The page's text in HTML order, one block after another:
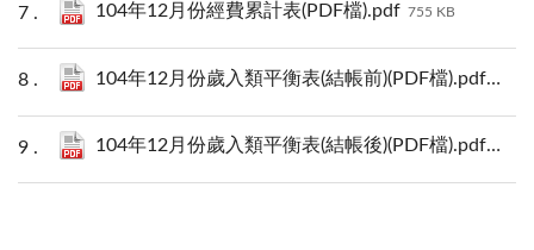
104年12月份經費累計表(PDF檔).pdf 755 KB
104年12月份歲入類平衡表(結帳前)(PDF檔).pdf 521
104年12月份歲入類平衡表(結帳後)(PDF檔).pdf 453